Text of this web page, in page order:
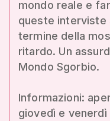
mondo reale e
queste interviste
termine della
ritardo. Un
Mondo Sgorbio.
Informazioni:
giovedì e venerdì